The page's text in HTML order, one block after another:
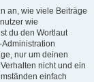
an, wie viele Beiträge
wie
du den Wortlaut
nur um deinen
nicht und ein
einfach